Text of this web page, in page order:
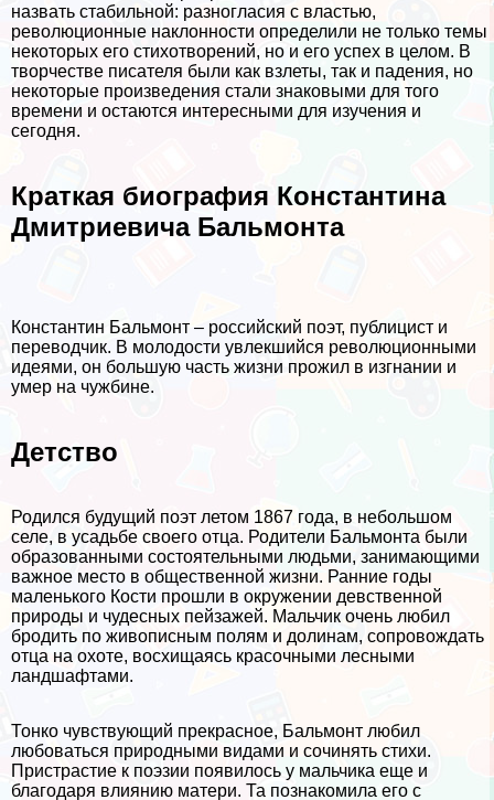
назвать стабильной: разногласия с властью,
революционные наклонности определили не только темы
некоторых его стихотворений, но и его успех в целом. В
творчестве писателя были как взлеты, так и падения, но
некоторые произведения стали знаковыми для того
времени и остаются интересными для изучения и
сегодня.
Краткая биография Константина
Дмитриевича Бальмонта
Константин Бальмонт – российский поэт, публицист и
переводчик. В молодости увлекшийся революционными
идеями, он большую часть жизни прожил в изгнании и
умер на чужбине.
Детство
Родился будущий поэт летом 1867 года, в небольшом
селе, в усадьбе своего отца. Родители Бальмонта были
образованными состоятельными людьми, занимающими
важное место в общественной жизни. Ранние годы
маленького Кости прошли в окружении дeвcтвeнной
природы и чудесных пейзажей. Мальчик очень любил
бродить по живописным полям и долинам, сопровождать
отца на охоте, восхищаясь красочными лесными
ландшафтами.
Тонко чувствующий прекрасное, Бальмонт любил
любоваться природными видами и сочинять стихи.
Пристрастие к поэзии появилось у мальчика еще и
благодаря влиянию матери. Та познакомила его с